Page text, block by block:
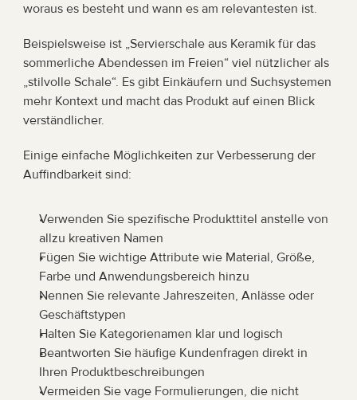
woraus es besteht und wann es am relevantesten ist.
Beispielsweise ist „Servierschale aus Keramik für das
sommerliche Abendessen im Freien“ viel nützlicher als
„stilvolle Schale“. Es gibt Einkäufern und Suchsystemen
mehr Kontext und macht das Produkt auf einen Blick
verständlicher.
Einige einfache Möglichkeiten zur Verbesserung der
Auffindbarkeit sind:
Verwenden Sie spezifische Produkttitel anstelle von
allzu kreativen Namen
Fügen Sie wichtige Attribute wie Material, Größe,
Farbe und Anwendungsbereich hinzu
Nennen Sie relevante Jahreszeiten, Anlässe oder
Geschäftstypen
Halten Sie Kategorienamen klar und logisch
Beantworten Sie häufige Kundenfragen direkt in
Ihren Produktbeschreibungen
Vermeiden Sie vage Formulierungen, die nicht